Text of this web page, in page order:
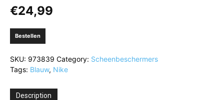
€24,99
Bestellen
SKU: 973839 Category: Scheenbeschermers
Tags: Blauw, Nike
Description